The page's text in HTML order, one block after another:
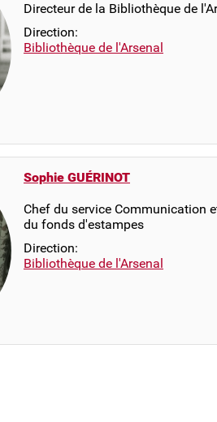
Directeur de la Bibliothèque de
Direction:
Bibliothèque de l'Arsenal
Sophie GUÉRINOT
Chef du service Communication
du fonds d'estampes
Direction:
Bibliothèque de l'Arsenal